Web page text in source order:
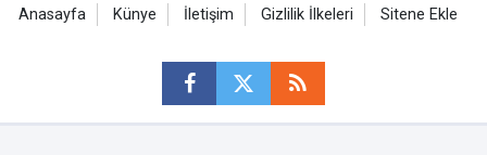
Anasayfa Künye İletişim Gizlilik İlkeleri Sitene Ekle